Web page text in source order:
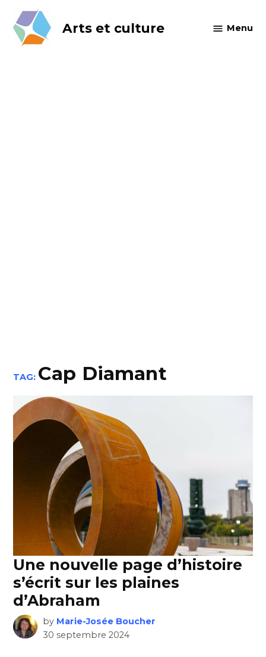
content
Arts et culture Menu
TAG: Cap Diamant
Une nouvelle page d’histoire
s’écrit sur les plaines
d’Abraham
by Marie-Josée Boucher
30 septembre 2024